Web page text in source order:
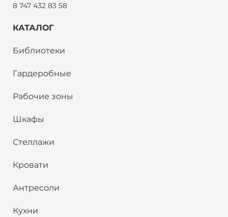
8 747 432 83 58
КАТАЛОГ
Библиотеки
Гардеробные
Рабочие зоны
Шкафы
Стеллажи
Кровати
Антресоли
Кухни